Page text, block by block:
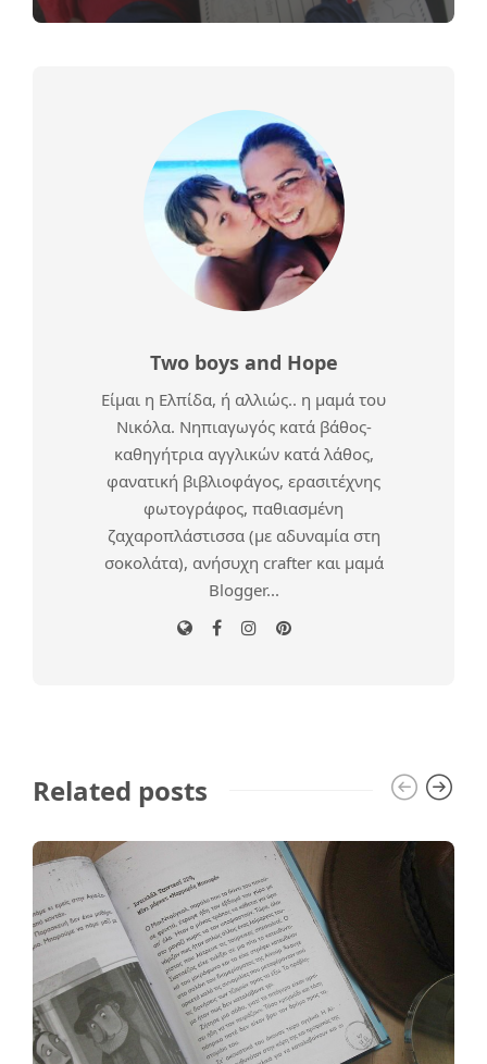
Two boys and Hope
Είμαι η Ελπίδα, ή αλλιώς.. η μαμά του
Νικόλα. Νηπιαγωγός κατά βάθος-
καθηγήτρια αγγλικών κατά λάθος,
φανατική βιβλιοφάγος, ερασιτέχνης
φωτογράφος, παθιασμένη
ζαχαροπλάστισσα (με αδυναμία στη
σοκολάτα), ανήσυχη crafter και μαμά
Blogger...
Related posts